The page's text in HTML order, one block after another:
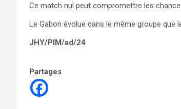
Ce match nul peut compromettre les
Le Gabon évolue dans le même groupe
JHY/PIM/ad/24
Partages